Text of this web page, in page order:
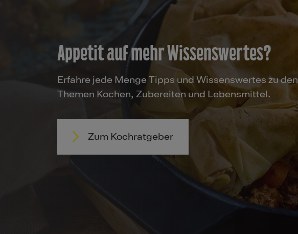
Appetit auf mehr Wissenswertes?
Erfahre jede Menge Tipps und Wissenswertes zu den
Themen Kochen, Zubereiten und Lebensmittel.
Zum Kochratgeber